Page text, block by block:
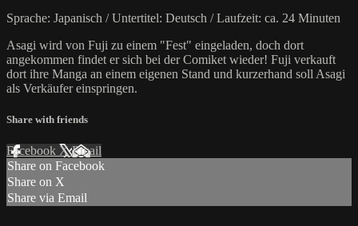
Sprache: Japanisch / Untertitel: Deutsch / Laufzeit: ca. 24 Minuten
Asagi wird von Fuji zu einem "Fest" eingeladen, doch dort
angekommen findet er sich bei der Comiket wieder! Fuji verkauft
dort ihre Manga an einem eigenen Stand und kurzerhand soll Asagi
als Verkäufer einspringen.
Share with friends
Facebook XEmail
Share on Facebook
Share on X
Share via Email